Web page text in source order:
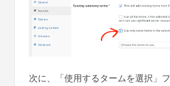
次に、「使用するタームを選択」